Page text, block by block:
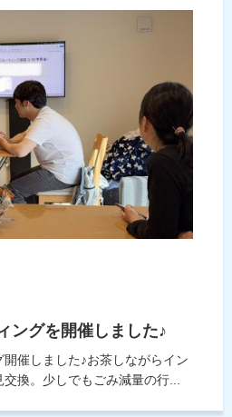
ングを開催しました♪
催しました♪お茶しながらイン
換。少しでもごみ減量の行...